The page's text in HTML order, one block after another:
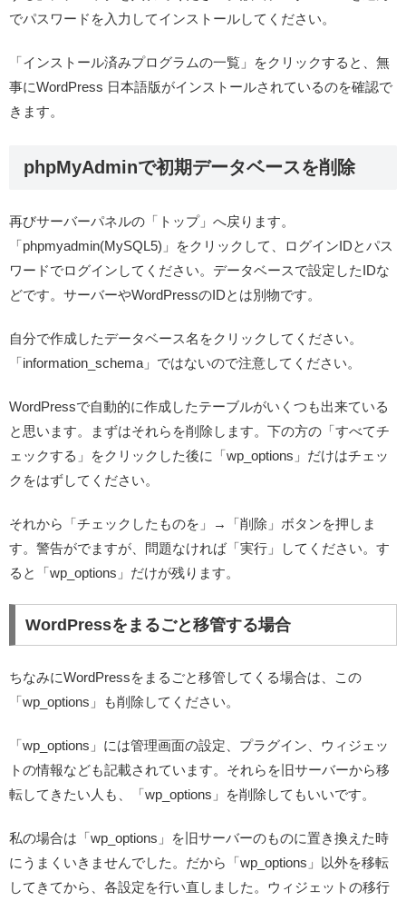
でパスワードを入力してインストールしてください。
「インストール済みプログラムの一覧」をクリックすると、無
事にWordPress 日本語版がインストールされているのを確認で
きます。
phpMyAdminで初期データベースを削除
再びサーバーパネルの「トップ」へ戻ります。
「phpmyadmin(MySQL5)」をクリックして、ログインIDとパス
ワードでログインしてください。 データベースで設定したIDな
どです。サーバーやWordPressのIDとは別物です。
自分で作成したデータベース名をクリックしてください。
「information_schema」ではないので注意してください。
WordPressで自動的に作成したテーブルがいくつも出来ている
と思います。まずはそれらを削除します。下の方の「すべてチ
ェックする」をクリックした後に
「wp_options」だけはチェッ
クをはずして ください。
それから「チェックしたものを」→「削除」ボタンを押しま
す。警告がでますが、問題なければ「実行」してください。す
ると「wp_options」だけが残ります。
WordPressをまるごと移管する場合
ちなみにWordPressをまるごと移管してくる場合は、この
「wp_options」も削除してください。
「wp_options」には管理画面の設定、プラグイン、ウィジェッ
トの情報なども記載されています。それらを旧サーバーから移
転してきたい人も、「wp_options」を削除してもいいです。
私の場合は「wp_options」を旧サーバーのものに置き換えた時
にうまくいきませんでした。だから「wp_options」以外を移転
してきてから、各設定を行い直しました。ウィジェットの移行